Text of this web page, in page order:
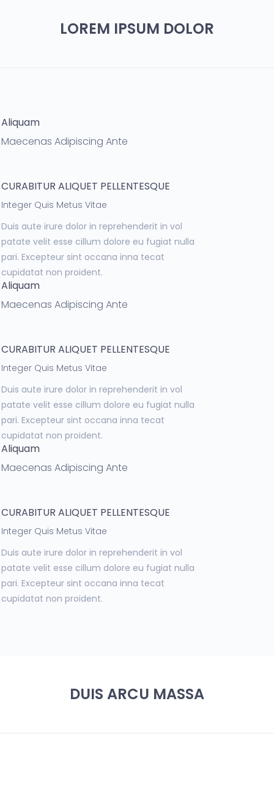
LOREM IPSUM DOLOR
Aliquam
Maecenas Adipiscing Ante
CURABITUR ALIQUET PELLENTESQUE
Integer Quis Metus Vitae
Duis aute irure dolor in reprehenderit in vol
patate velit esse cillum dolore eu fugiat nulla
pari. Excepteur sint occana inna tecat
cupidatat non proident.
Aliquam
Maecenas Adipiscing Ante
CURABITUR ALIQUET PELLENTESQUE
Integer Quis Metus Vitae
Duis aute irure dolor in reprehenderit in vol
patate velit esse cillum dolore eu fugiat nulla
pari. Excepteur sint occana inna tecat
cupidatat non proident.
Aliquam
Maecenas Adipiscing Ante
CURABITUR ALIQUET PELLENTESQUE
Integer Quis Metus Vitae
Duis aute irure dolor in reprehenderit in vol
patate velit esse cillum dolore eu fugiat nulla
pari. Excepteur sint occana inna tecat
cupidatat non proident.
DUIS ARCU MASSA